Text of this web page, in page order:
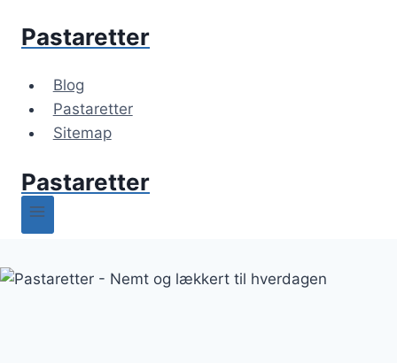
Pastaretter
Blog
Pastaretter
Sitemap
Pastaretter